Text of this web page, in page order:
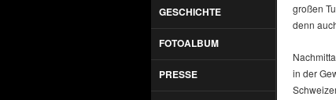
GESCHICHTE
FOTOALBUM
PRESSE
großen
denn
in der